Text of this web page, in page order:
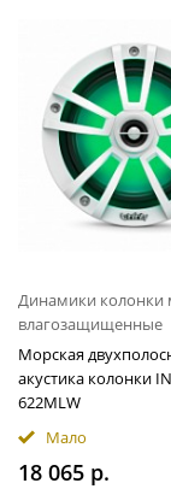
Динамики колонки
влагозащищенные
Морская
акустика колонки
622MLW
Мало
18 065 р.